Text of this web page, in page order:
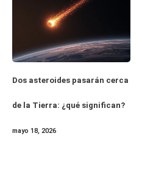
Dos asteroides pasarán cerca
de la Tierra: ¿qué significan?
mayo 18, 2026